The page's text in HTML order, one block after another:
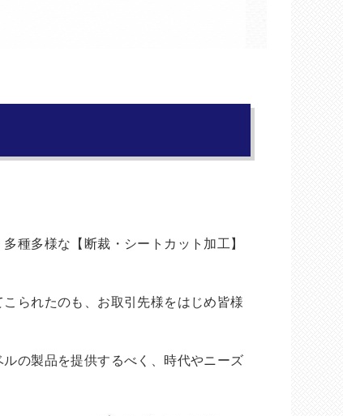
種多様な【断裁・シートカット加工】
られたのも、お取引先様をはじめ皆様
の製品を提供するべく、時代やニーズ